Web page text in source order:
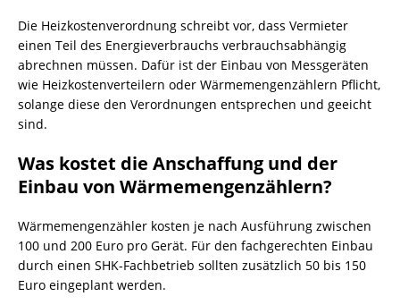
Die Heizkostenverordnung schreibt vor, dass Vermieter
einen Teil des Energieverbrauchs verbrauchsabhängig
abrechnen müssen. Dafür ist der Einbau von Messgeräten
wie Heizkostenverteilern oder Wärmemengenzählern Pflicht,
solange diese den Verordnungen entsprechen und geeicht
sind.
Was kostet die Anschaffung und der
Einbau von Wärmemengenzählern?
Wärmemengenzähler kosten je nach Ausführung zwischen
100 und 200 Euro pro Gerät. Für den fachgerechten Einbau
durch einen SHK-Fachbetrieb sollten zusätzlich 50 bis 150
Euro eingeplant werden.